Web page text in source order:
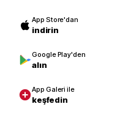
App Store'dan
indirin
Google Play'den
alın
App Galeri ile
keşfedin